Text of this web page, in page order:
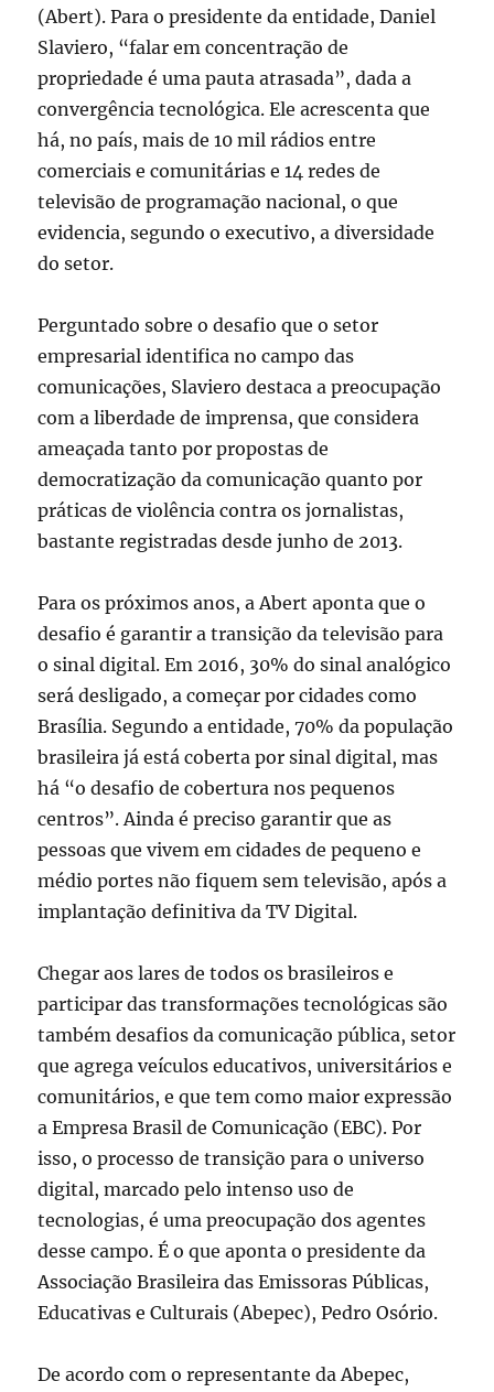
(Abert). Para o presidente da entidade, Daniel
Slaviero, “falar em concentração de
propriedade é uma pauta atrasada”, dada a
convergência tecnológica. Ele acrescenta que
há, no país, mais de 10 mil rádios entre
comerciais e comunitárias e 14 redes de
televisão de programação nacional, o que
evidencia, segundo o executivo, a diversidade
do setor.
Perguntado sobre o desafio que o setor
empresarial identifica no campo das
comunicações, Slaviero destaca a preocupação
com a liberdade de imprensa, que considera
ameaçada tanto por propostas de
democratização da comunicação quanto por
práticas de violência contra os jornalistas,
bastante registradas desde junho de 2013.
Para os próximos anos, a Abert aponta que o
desafio é garantir a transição da televisão para
o sinal digital. Em 2016, 30% do sinal analógico
será desligado, a começar por cidades como
Brasília. Segundo a entidade, 70% da população
brasileira já está coberta por sinal digital, mas
há “o desafio de cobertura nos pequenos
centros”. Ainda é preciso garantir que as
pessoas que vivem em cidades de pequeno e
médio portes não fiquem sem televisão, após a
implantação definitiva da TV Digital.
Chegar aos lares de todos os brasileiros e
participar das transformações tecnológicas são
também desafios da comunicação pública, setor
que agrega veículos educativos, universitários e
comunitários, e que tem como maior expressão
a Empresa Brasil de Comunicação (EBC). Por
isso, o processo de transição para o universo
digital, marcado pelo intenso uso de
tecnologias, é uma preocupação dos agentes
desse campo. É o que aponta o presidente da
Associação Brasileira das Emissoras Públicas,
Educativas e Culturais (Abepec), Pedro Osório.
De acordo com o representante da Abepec,